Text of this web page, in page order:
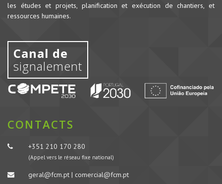
les études et projets, planification et exécution de chantiers, et
ressources humaines.
Canal de
signalement
CONTACTS
+351 210 170 280
(Appel vers le réseau fixe national)
geral@fcm.pt | comercial@fcm.pt